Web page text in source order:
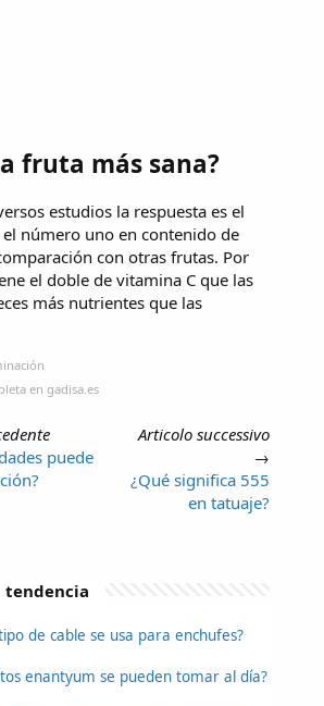
fruta más sana?
estudios la respuesta es el
número uno en contenido de
con otras frutas. Por
el doble de vitamina C que las
más nutrientes que las
en gadisa.es
puede
Articolo successivo
→
¿Qué significa 555
en tatuaje?
tendencia
de cable se usa para enchufes?
enantyum se pueden tomar al día?